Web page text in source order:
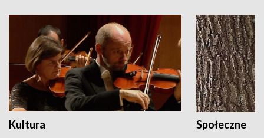
Kultura Społeczne